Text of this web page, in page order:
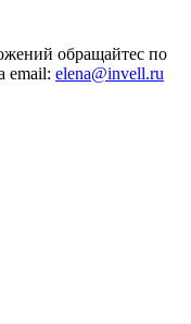
обращайтес по
email: elena@invell.ru